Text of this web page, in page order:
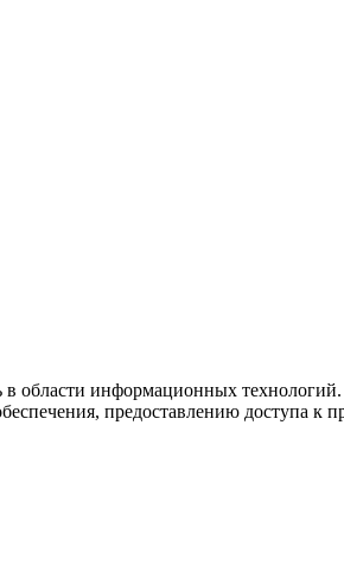
области информационных
предоставлению доступа к